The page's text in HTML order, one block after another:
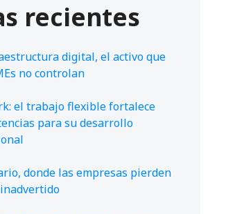
recientes
digital, el activo que
no controlan
el trabajo flexible fortalece
para su desarrollo
donde las empresas pierden